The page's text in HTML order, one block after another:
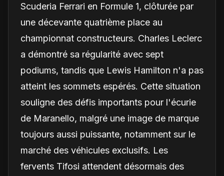
Scuderia Ferrari en Formule 1, clôturée par
une décevante quatrième place au
championnat constructeurs. Charles Leclerc
a démontré sa régularité avec sept
podiums, tandis que Lewis Hamilton n'a pas
atteint les sommets espérés. Cette situation
souligne des défis importants pour l'écurie
de Maranello, malgré une image de marque
toujours aussi puissante, notamment sur le
marché des véhicules exclusifs. Les
fervents Tifosi attendent désormais des